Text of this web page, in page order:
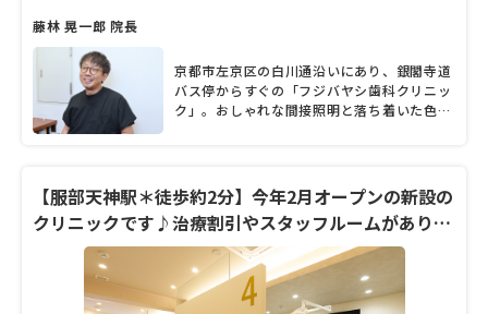
藤林 晃一郎 院長
京都市左京区の白川通沿いにあり、銀閣寺道
バス停からすぐの「フジバヤシ歯科クリニッ
ク」。おしゃれな間接照明と落ち着いた色合
よね」と快活に話すのは、院長を務める藤林
晃一郎先生。気さくで明るい言葉からポジテ
ィブなパワーがあふれる魅力的な歯科医師
で、診療の傍ら勉強会や左京歯科医師会の活
動にも熱心に取り組んでいるという。そんな
藤林院長に、クリニックの現況や治療コンセ
プト、過去の出会いから新たな取り組みにつ
【服部天神駅＊徒歩約2分】今年2月オープンの新設の
クリニックです♪治療割引やスタッフルームがあり、
髪色ネイル自由です♪